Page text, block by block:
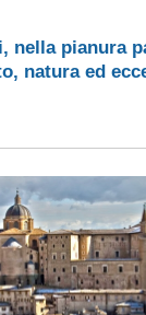
nella pianura
natura ed